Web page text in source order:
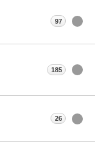
97
185
26